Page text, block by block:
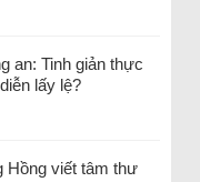
an: Tinh giản thực
lấy lệ?
Hồng viết tâm thư